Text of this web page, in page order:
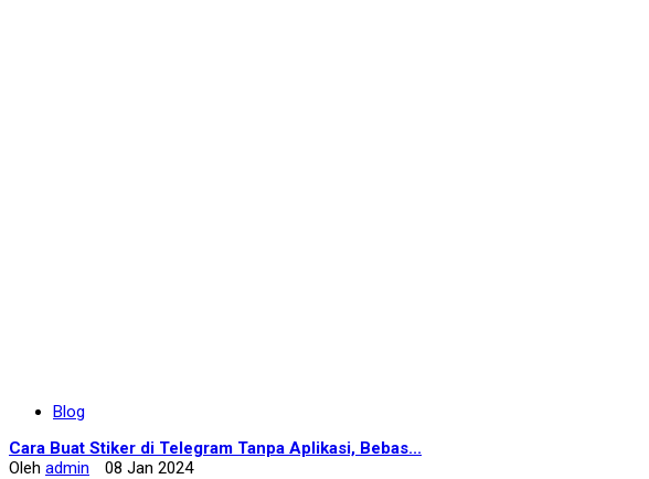
Blog
Cara Buat Stiker di Telegram Tanpa Aplikasi, Bebas...
Oleh admin 08 Jan 2024